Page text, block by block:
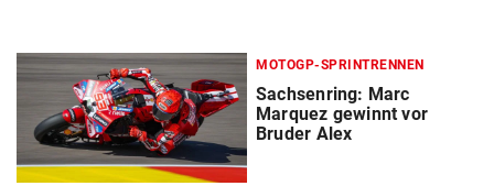
MOTOGP-SPRINTRENNEN
Sachsenring: Marc
Marquez gewinnt vor
Bruder Alex